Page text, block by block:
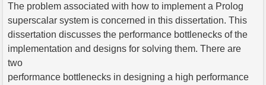
The problem associated with how to implement a Prolog
superscalar system is concerned in this dissertation. This
dissertation discusses the performance bottlenecks of the
implementation and designs for solving them. There are
two
performance bottlenecks in designing a high performance